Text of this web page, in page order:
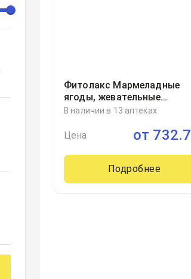
Фитолакс Мармеладные
ягоды, жевательные
пастилки массой 4г, 30
В наличии в 13 аптеках
Цена от 732.7
Подробнее